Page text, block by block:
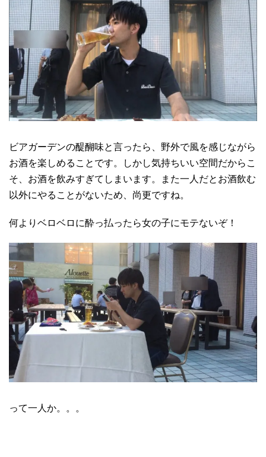
ビアガーデンの醍醐味と言ったら、野外で風を感じながら
お酒を楽しめることです。しかし気持ちいい空間だからこ
そ、お酒を飲みすぎてしまいます。また一人だとお酒飲む
以外にやることがないため、尚更ですね。
何よりベロベロに酔っ払ったら女の子にモテないぞ！
って一人か。。。